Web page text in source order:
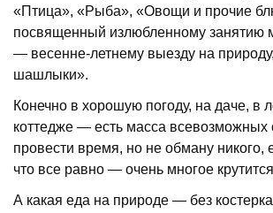
«Птица», «Рыба», «Овощи и прочие
посвященный излюбленному занятию
— весенне-летнему выезду на
шашлыки».
Конечно в хорошую погоду, на даче, в
коттедже — есть масса всевозможных
провести время, но не обману
что все равно — очень многое
А какая еда на природе — без